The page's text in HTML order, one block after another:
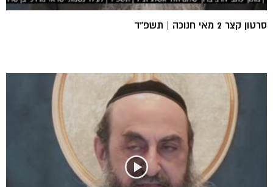
סרטון קצר 2 מאי חנוכה | תשפ”ד